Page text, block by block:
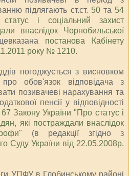
підлягають ст.ст. 50та 54
і соціальний захист
внаслідок Чорнобильської
постанова Кабінету
року № 1210.
погоджується з висновком
про обов'язок відповідача з
позивачеві нарахування та
пенсії у відповідності
67 Закону України "Про статус і
які постраждали внаслідок
(в редакції згідно з
Суду України від 22.05.2008р.
УПФУ в Глобинському районі